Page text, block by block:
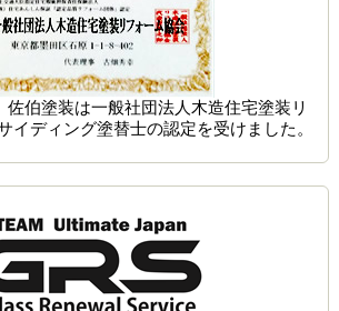
佐伯塗装は一般社団法人木造住宅塗装リ
イディング塗替士の認定を受けました。